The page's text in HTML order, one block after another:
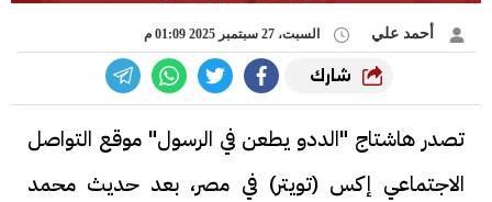
أحمد علي السبت، 27 سبتمبر 2025 01:09 م
شارك
تصدر هاشتاج "الددو يطعن في الرسول" موقع التواصل
الاجتماعي إكس (تويتر) في مصر، بعد حديث محمد